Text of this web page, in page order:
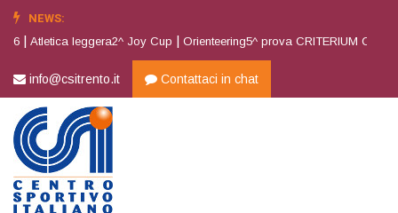
NEWS:
| Atletica leggera2^ Joy Cup | Orienteering5^ prova CRITERIUM CSI
info@csitrento.it Contattaci in chat